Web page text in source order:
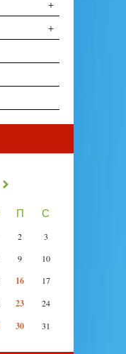
+
+
»
П С
2
3
9
10
16
17
23
24
30 31